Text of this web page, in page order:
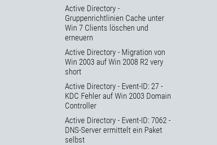
Active Directory -
Gruppenrichtlinien Cache unter
Win 7 Clients löschen und
erneuern
Active Directory - Migration von
Win 2003 auf Win 2008 R2 very
short
Active Directory - Event-ID: 27 -
KDC Fehler auf Win 2003 Domain
Controller
Active Directory - Event-ID: 7062 -
DNS-Server ermittelt ein Paket
selbst